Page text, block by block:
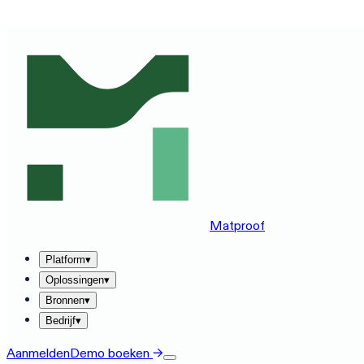
Matproof
Platform▾
Oplossingen▾
Bronnen▾
Bedrijf▾
AanmeldenDemo boeken →